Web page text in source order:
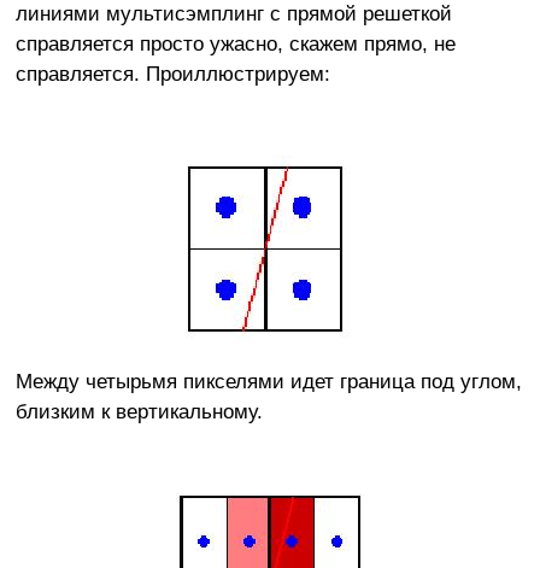
линиями мультисэмплинг с прямой решеткой
справляется просто ужасно, скажем прямо, не
справляется. Проиллюстрируем:
Между четырьмя пикселями идет граница под углом,
близким к вертикальному.